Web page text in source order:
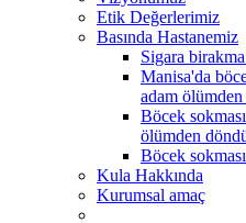
Etik Değerlerimiz
Basında Hastanemiz
Sigara
Manisa'da
adam
Böcek
ölümden
Böcek
Kula Hakkında
Kurumsal amaç